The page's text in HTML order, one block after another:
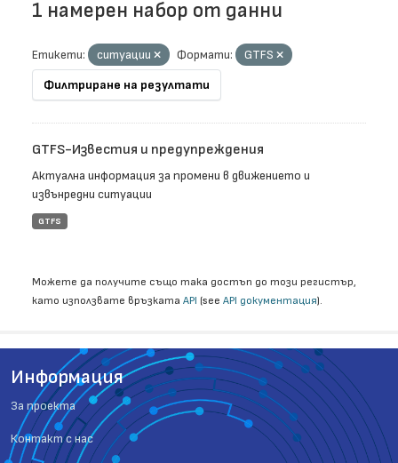
1 намерен набор от данни
Етикети: ситуации Формати:
GTFS
Филтриране на резултати
GTFS-Известия и предупреждения
Актуална информация за промени в движението и
извънредни ситуации
GTFS
Можете да получите също така достъп до този регистър,
като използвате връзката API (see API документация).
Информация
За проекта
Контакт с нас